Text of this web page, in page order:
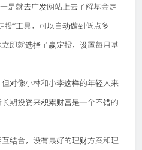
是就去广发网站上去了解基金定
投”工具，可以自动做到低点多
即就选择了赢定投，设置每月基
对像小林和小李这样的年轻人来
期投资来积累财富是一个不错的
结合，没有最好的理财方案和理